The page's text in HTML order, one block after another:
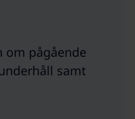
pågående
samt